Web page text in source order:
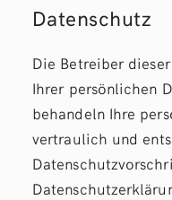
Datenschutz
Die Betreiber
Ihrer persönlichen
behandeln Ihre
vertraulich und